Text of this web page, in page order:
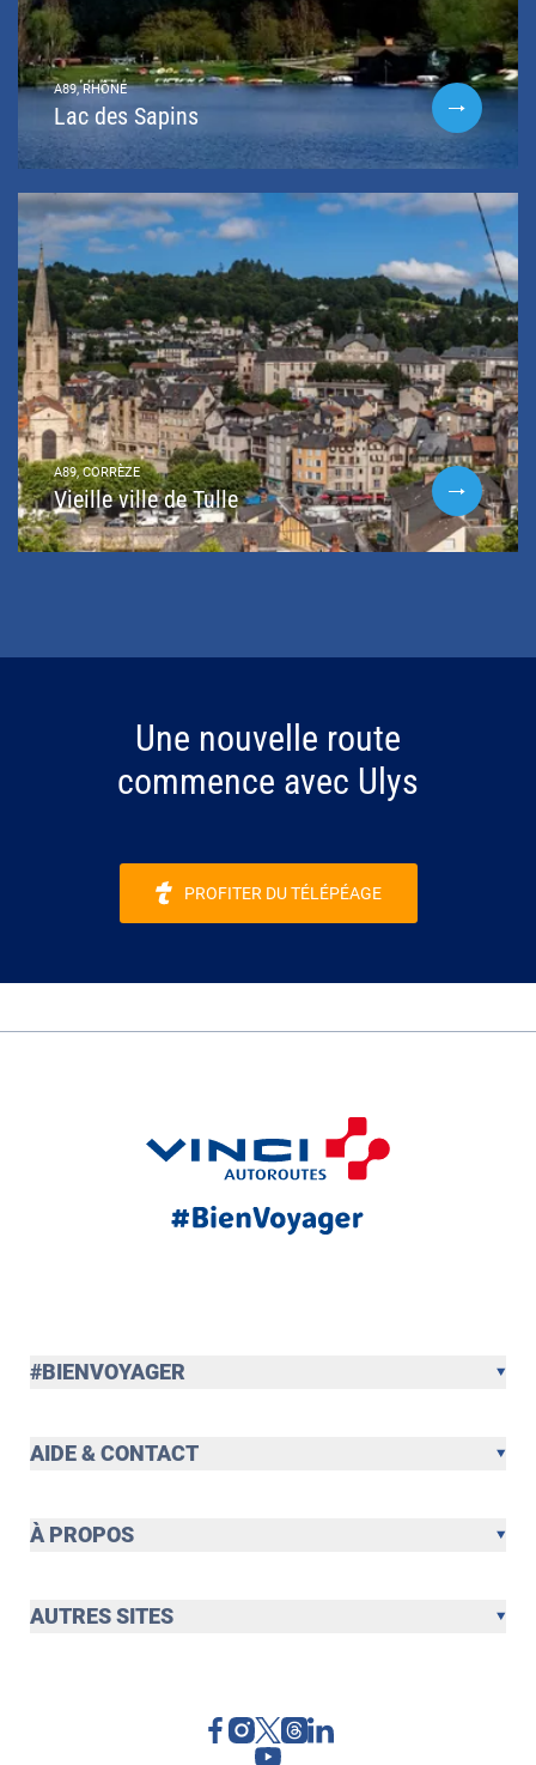
A89, RHÔNE
Lac des Sapins
A89, CORRÈZE
Vieille ville de Tulle
Une nouvelle route
commence avec Ulys
PROFITER DU TÉLÉPÉAGE
#BIENVOYAGER
AIDE & CONTACT
À PROPOS
AUTRES SITES